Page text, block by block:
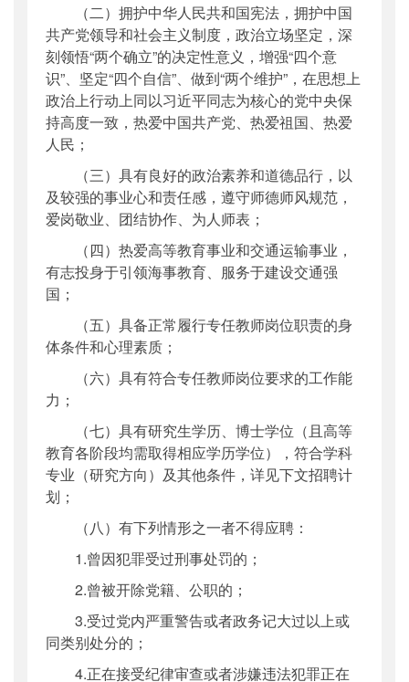
（二）拥护中华人民共和国宪法，拥护中国
共产党领导和社会主义制度，政治立场坚定，深
刻领悟“两个确立”的决定性意义，增强“四个意
识”、坚定“四个自信”、做到“两个维护”，在思想上
政治上行动上同以习近平同志为核心的党中央保
持高度一致，热爱中国共产党、热爱祖国、热爱
人民；
（三）具有良好的政治素养和道德品行，以
及较强的事业心和责任感，遵守师德师风规范，
爱岗敬业、团结协作、为人师表；
（四）热爱高等教育事业和交通运输事业，
有志投身于引领海事教育、服务于建设交通强
国；
（五）具备正常履行专任教师岗位职责的身
体条件和心理素质；
（六）具有符合专任教师岗位要求的工作能
力；
（七）具有研究生学历、博士学位（且高等
教育各阶段均需取得相应学历学位），符合学科
专业（研究方向）及其他条件，详见下文招聘计
划；
（八）有下列情形之一者不得应聘：
1.曾因犯罪受过刑事处罚的；
2.曾被开除党籍、公职的；
3.受过党内严重警告或者政务记大过以上或
同类别处分的；
4.正在接受纪律审查或者涉嫌违法犯罪正在